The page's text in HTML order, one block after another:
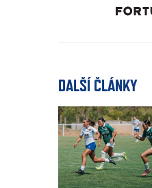
DALŠÍ ČLÁNKY